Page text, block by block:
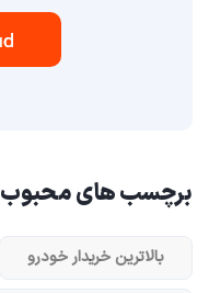
برچسب های محبوب
بالاترین خریدار خودرو